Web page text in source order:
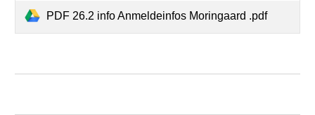
PDF 26.2 info Anmeldeinfos Moringaard .pdf